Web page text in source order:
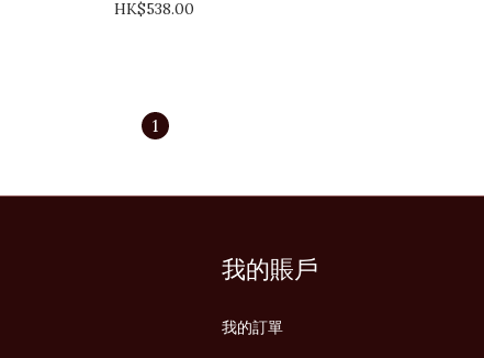
HK$538.00
1
我的賬戶
我的訂單